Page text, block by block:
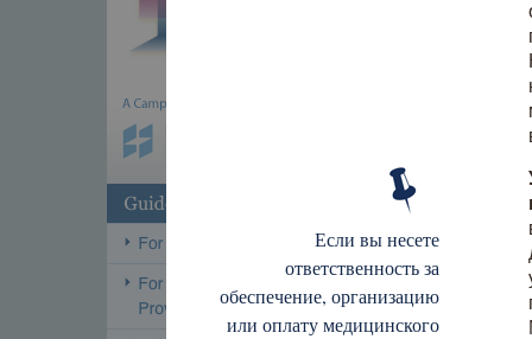
Если вы несете
ответственность за
обеспечение, организацию
или оплату медицинского